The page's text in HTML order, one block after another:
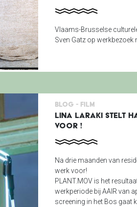
Vlaams-Brusselse
Sven Gatz op werkbezoek
Blog - Film
LINA LARAKI STELT
VOOR !
Na drie maanden van
werk voor!
PLANT.MOV is het
werkperiode bij AAIR van
screening in het Bos gaat